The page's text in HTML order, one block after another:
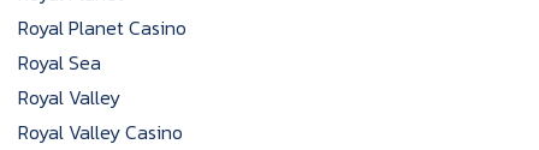
Royal Planet Casino
Royal Sea
Royal Valley
Royal Valley Casino